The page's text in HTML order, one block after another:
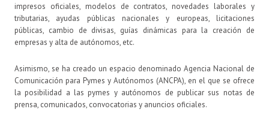
impresos oficiales, modelos de contratos, novedades laborales y
tributarias, ayudas públicas nacionales y europeas, licitaciones
públicas, cambio de divisas, guías dinámicas para la creación de
empresas y alta de autónomos, etc.
Asimismo, se ha creado un espacio denominado Agencia Nacional de
Comunicación para Pymes y Autónomos (ANCPA), en el que se ofrece
la posibilidad a las pymes y autónomos de publicar sus notas de
prensa, comunicados, convocatorias y anuncios oficiales.